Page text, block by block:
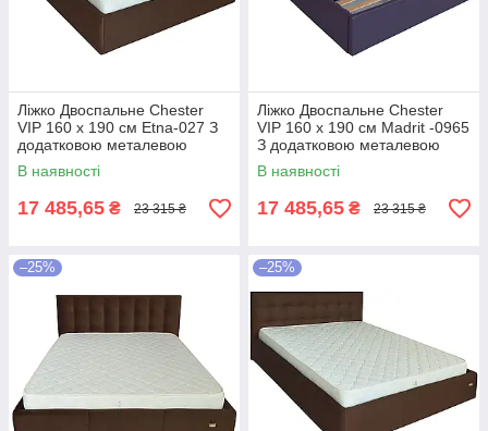
Ліжко Двоспальне Chester
VIP 160 х 190 см Etna-027 З
додатковою металевою
цільнозварною рамою
Коричневий
В наявності
17 485,65 ₴ 23 315 ₴
Ліжко Двоспальне Chester
VIP 160 х 190 см Madrit -0965
З додатковою металевою
цільнозварною рамою
Фіолетовий
В наявності
17 485,65 ₴ 23 315 ₴
–25% –25%